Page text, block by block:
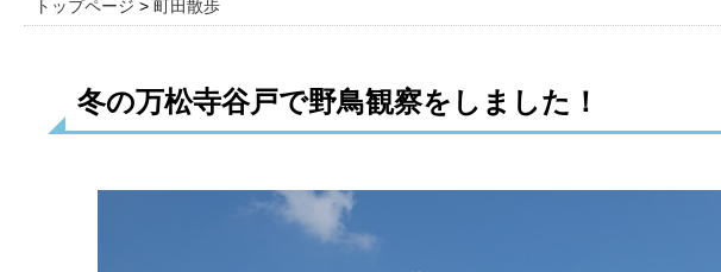
トップページ >町田散歩
冬の万松寺谷戸で野鳥観察をしました！